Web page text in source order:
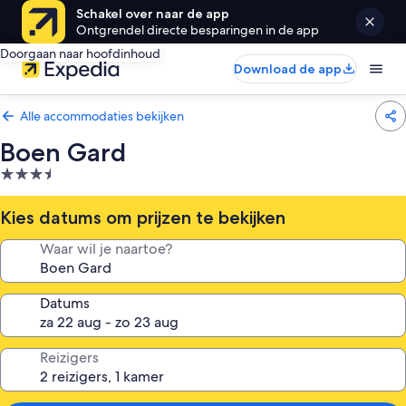
Schakel over naar de app
Ontgrendel directe besparingen in de app
Doorgaan naar hoofdinhoud
Download de app
Alle accommodaties bekijken
Boen Gard
3.5-
sterrenaccommodatie
Kies datums om prijzen te bekijken
Waar wil je naartoe?
Datums
Reizigers